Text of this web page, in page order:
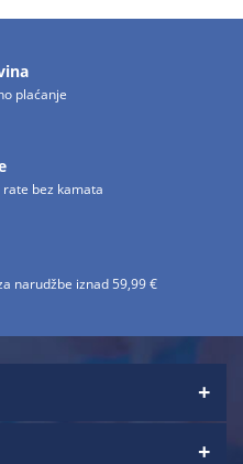
plaćanje
rate bez kamata
narudžbe iznad 59,99 €